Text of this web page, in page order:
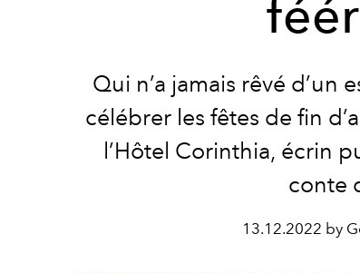
Qui n’a jamais rêvé
célébrer les fêtes de fin
l’Hôtel Corinthia, écrin
conte
13.12.2022 by